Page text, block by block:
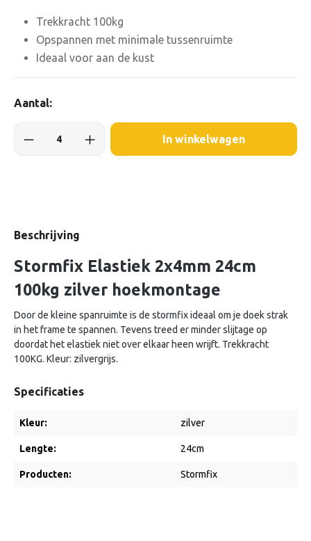
Trekkracht 100kg
Opspannen met minimale tussenruimte
Ideaal voor aan de kust
Aantal:
In winkelwagen
Beschrijving
Stormfix Elastiek 2x4mm 24cm
100kg zilver hoekmontage
Door de kleine spanruimte is de stormfix ideaal om je doek strak
in het frame te spannen. Tevens treed er minder slijtage op
doordat het elastiek niet over elkaar heen wrijft. Trekkracht
100KG. Kleur: zilvergrijs.
Specificaties
Kleur: zilver
Lengte: 24cm
Producten: Stormfix